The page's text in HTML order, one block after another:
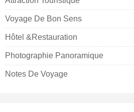
Voyage De Bon Sens
Hôtel &Restauration
Photographie Panoramique
Notes De Voyage